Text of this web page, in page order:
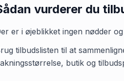
vurderer du
er i øjeblikket ingen nødder
tilbudslisten til at
butik og